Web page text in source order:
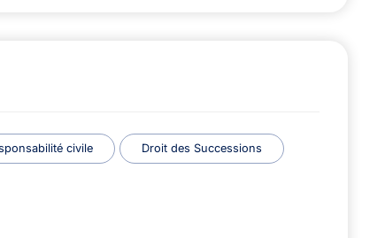
civile Droit des Successions